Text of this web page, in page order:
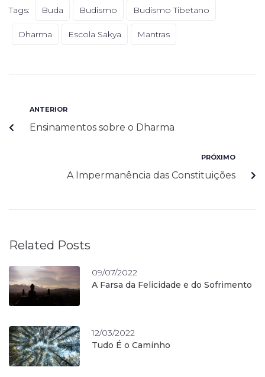
Tags: Buda Budismo Budismo Tibetano
Dharma Escola Sakya Mantras
ANTERIOR
Ensinamentos sobre o Dharma
PRÓXIMO
A Impermanência das Constituições
Related Posts
09/07/2022
A Farsa da Felicidade e do Sofrimento
12/03/2022
Tudo É o Caminho